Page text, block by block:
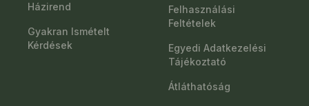
Házirend
Gyakran Ismételt
Kérdések
Felhasználási
Feltételek
Egyedi Adatkezelési
Tájékoztató
Átláthatóság